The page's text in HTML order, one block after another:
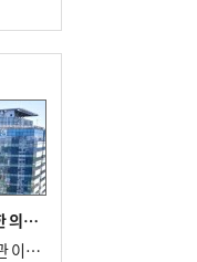
양
與가 막은 ‘산은 부산행’…전재수 강력한 의지 표명 없인 공염불
전재수·이성권, 첫 상견례 “2차 공공기관 이전 초당 협력”(종합)